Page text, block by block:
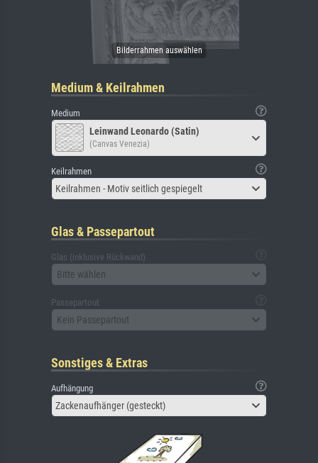
Medium & Keilrahmen
Medium
Leinwand Leonardo (Satin)
(Canvas Venezia)
Keilrahmen
Keilrahmen - Motiv seitlich gespiegelt
Glas & Passepartout
Glas (inklusive Rückwand)
Bitte wählen
Passepartout
Kein Passepartout
Sonstiges & Extras
Aufhängung
Zackenaufhänger (gesteckt)